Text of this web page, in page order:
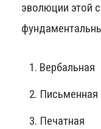
эволюции этой
Вербальная
Письменная
Печатная